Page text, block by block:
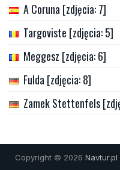
A Coruna [zdjęcia: 7]
Targoviste [zdjęcia: 5]
Meggesz [zdjęcia: 6]
Fulda [zdjęcia: 8]
Zamek Stettenfels
Copyright © 2026 Navtur.pl